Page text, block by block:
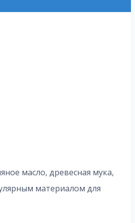
масло, древесная мука,
материалом для